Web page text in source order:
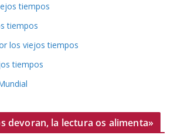
tiempos
tiempos
los viejos tiempos
tiempos
devoran, la lectura os alimenta»